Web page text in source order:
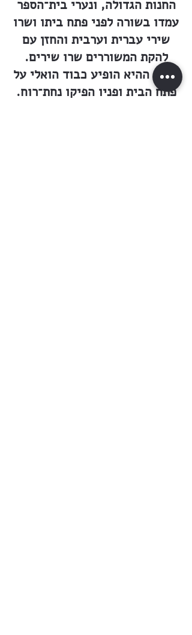
החנות הגדולה, ונערי בית־הספר
עמדו בשורה לפני פתח ביתו ושרו
שירי עברית וערבית והחזן עם
להקת המשוררים שרו שירים.
ובעת ההיא הופיע כבוד הואלי על
פתח הבית ופניו הפיקו נחת־רוח.